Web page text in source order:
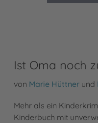
Ist Oma noch
von Marie Hüttner und
Mehr als ein
Kinderbuch mit